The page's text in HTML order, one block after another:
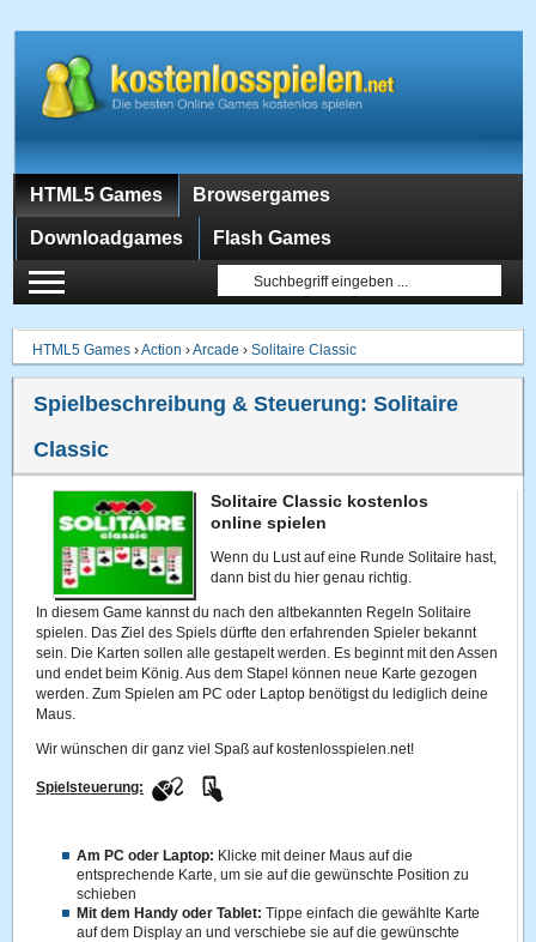
HTML5 Games Browsergames
Downloadgames Flash Games
HTML5 Games ›Action ›Arcade ›Solitaire Classic
Spielbeschreibung & Steuerung:Solitaire
Classic
Solitaire Classic kostenlos
online spielen
Wenn du Lust auf eine Runde Solitaire hast,
dann bist du hier genau richtig.
In diesem Game kannst du nach den altbekannten Regeln Solitaire
spielen. Das Ziel des Spiels dürfte den erfahrenden Spieler bekannt
sein. Die Karten sollen alle gestapelt werden. Es beginnt mit den Assen
und endet beim König. Aus dem Stapel können neue Karte gezogen
werden. Zum Spielen am PC oder Laptop benötigst du lediglich deine
Maus.
Wir wünschen dir ganz viel Spaß auf kostenlosspielen.net!
Spielsteuerung:
Am PC oder Laptop: Klicke mit deiner Maus auf die
entsprechende Karte, um sie auf die gewünschte Position zu
schieben
Mit dem Handy oder Tablet: Tippe einfach die gewählte Karte
auf dem Display an und verschiebe sie auf die gewünschte